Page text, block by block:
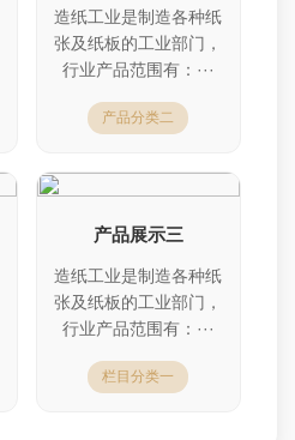
造纸工业是制造各种纸
张及纸板的工业部门，
行业产品范围有：···
产品分类二
产品展示三
造纸工业是制造各种纸
张及纸板的工业部门，
行业产品范围有：···
栏目分类一